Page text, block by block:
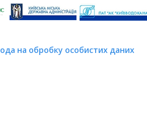
на обробку особистих даних